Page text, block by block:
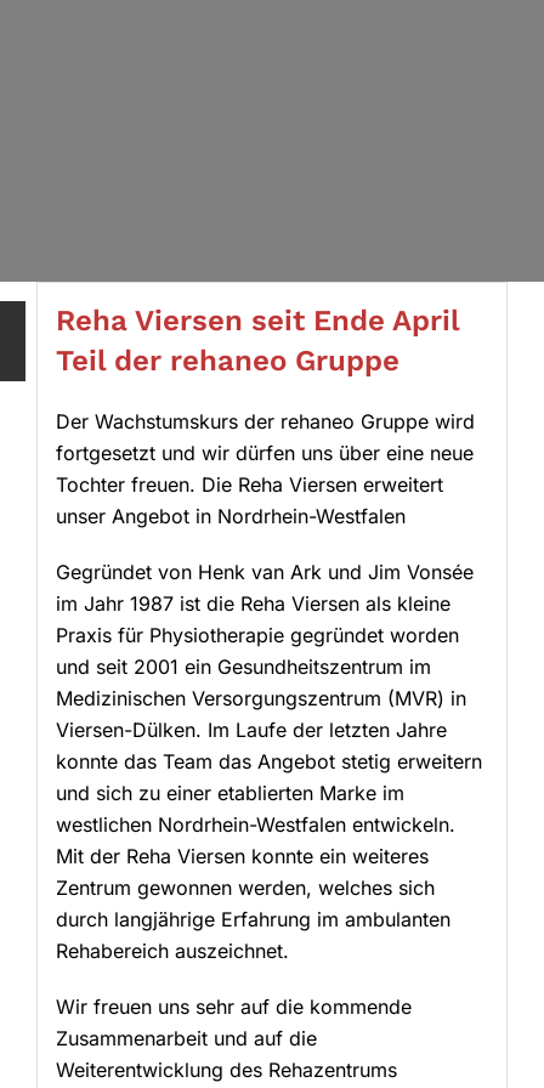
Reha Viersen seit Ende April
Teil der rehaneo Gruppe
Der Wachstumskurs der rehaneo Gruppe wird
fortgesetzt und wir dürfen uns über eine neue
Tochter freuen. Die Reha Viersen erweitert
unser Angebot in Nordrhein-Westfalen
Gegründet von Henk van Ark und Jim Vonsée
im Jahr 1987 ist die Reha Viersen als kleine
Praxis für Physiotherapie gegründet worden
und seit 2001 ein Gesundheitszentrum im
Medizinischen Versorgungszentrum (MVR) in
Viersen-Dülken. Im Laufe der letzten Jahre
konnte das Team das Angebot stetig erweitern
und sich zu einer etablierten Marke im
westlichen Nordrhein-Westfalen entwickeln.
Mit der Reha Viersen konnte ein weiteres
Zentrum gewonnen werden, welches sich
durch langjährige Erfahrung im ambulanten
Rehabereich auszeichnet.
Wir freuen uns sehr auf die kommende
Zusammenarbeit und auf die
Weiterentwicklung des Rehazentrums